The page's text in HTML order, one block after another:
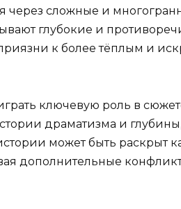
через сложные и
глубокие и
к более тёплым и
ключевую роль в
драматизма и
может быть раскрыт
дополнительные